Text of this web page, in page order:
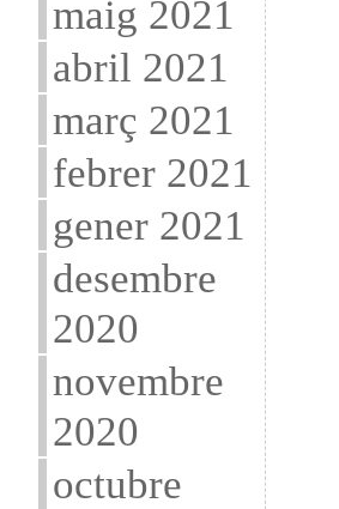
maig 2021
abril 2021
març 2021
febrer 2021
gener 2021
desembre
2020
novembre
2020
octubre